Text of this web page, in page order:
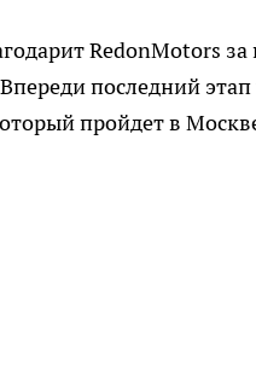
RedonMotors
последний
пройдет в